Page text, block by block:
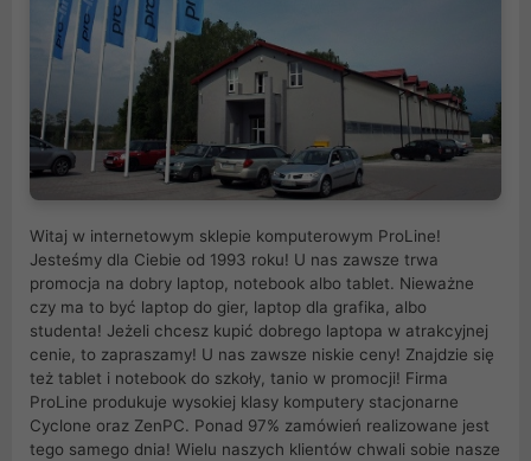
Witaj w internetowym sklepie komputerowym ProLine!
Jesteśmy dla Ciebie od 1993 roku! U nas zawsze trwa
promocja na dobry laptop, notebook albo tablet. Nieważne
czy ma to być laptop do gier, laptop dla grafika, albo
studenta! Jeżeli chcesz kupić dobrego laptopa w atrakcyjnej
cenie, to zapraszamy! U nas zawsze niskie ceny! Znajdzie się
też tablet i notebook do szkoły, tanio w promocji! Firma
ProLine produkuje wysokiej klasy komputery stacjonarne
Cyclone oraz ZenPC. Ponad 97% zamówień realizowane jest
tego samego dnia! Wielu naszych klientów chwali sobie nasze